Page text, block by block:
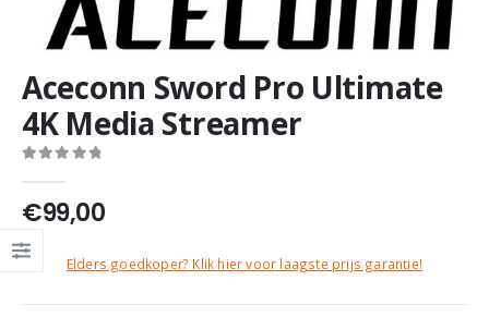
Aceconn Sword Pro Ultimate
4K Media Streamer
€99,00
Elders goedkoper? Klik hier voor laagste prijs garantie!